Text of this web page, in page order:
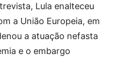
Lula enalteceu
a União Europeia, em
a atuação nefasta
e o embargo